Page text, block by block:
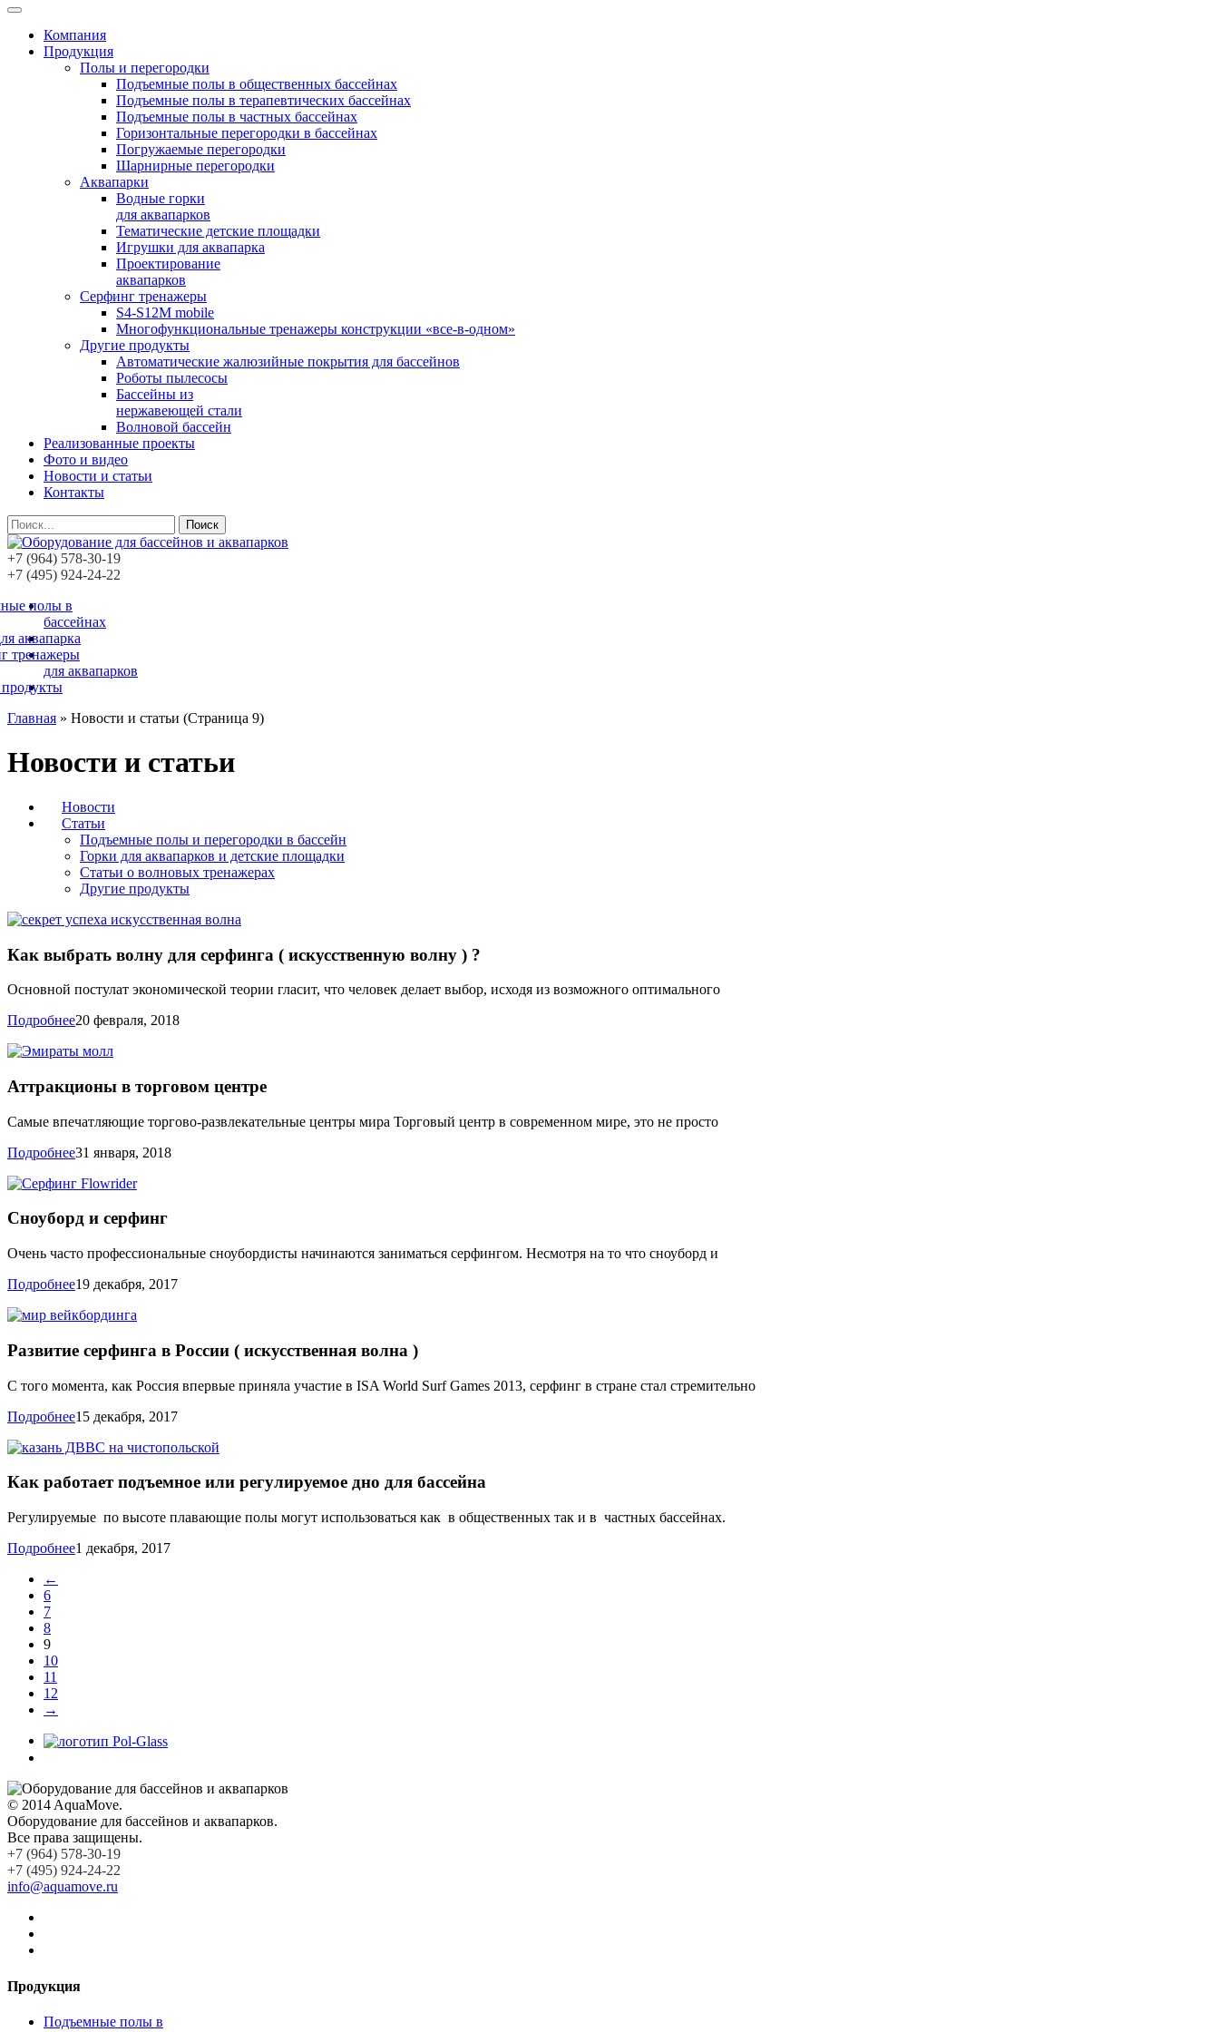
Компания
Продукция
Полы и перегородки
Подъемные полы в общественных бассейнах
Подъемные полы в терапевтических бассейнах
Подъемные полы в частных бассейнах
Горизонтальные перегородки в бассейнах
Погружаемые перегородки
Шарнирные перегородки
Аквапарки
Водные горки
для аквапарков
Тематические детские площадки
Игрушки для аквапарка
Проектирование
аквапарков
Серфинг тренажеры
S4-S12M mobile
Многофункциональные тренажеры конструкции «все-в-одном»
Другие продукты
Автоматические жалюзийные покрытия для бассейнов
Роботы пылесосы
Бассейны из
нержавеющей стали
Волновой бассейн
Реализованные проекты
Фото и видео
Новости и статьи
Контакты
Поиск
+7 (964) 578-30-19
+7 (495) 924-24-22
полы в
бассейнах
аквапарка
тренажеры
для аквапарков
Главная » Новости и статьи (Страница 9)
Новости и статьи
Новости
Статьи
Подъемные полы и перегородки в бассейн
Горки для аквапарков и детские площадки
Статьи о волновых тренажерах
Другие продукты
Как выбрать волну для серфинга ( искусственную волну ) ?
Основной постулат экономической теории гласит, что человек делает выбор, исходя из возможного оптимального
Подробнее20 февраля, 2018
Аттракционы в торговом центре
Самые впечатляющие торгово-развлекательные центры мира Торговый центр в современном мире, это не просто
Подробнее31 января, 2018
Сноуборд и серфинг
Очень часто профессиональные сноубордисты начинаются заниматься серфингом. Несмотря на то что сноуборд и
Подробнее19 декабря, 2017
Развитие серфинга в России ( искусственная волна )
С того момента, как Россия впервые приняла участие в ISA World Surf Games 2013, серфинг в стране стал стремительно
Подробнее15 декабря, 2017
Как работает подъемное или регулируемое дно для бассейна
Регулируемые по высоте плавающие полы могут использоваться как в общественных так и в частных бассейнах.
Подробнее1 декабря, 2017
←
6
7
8
9
10
11
12
→
© 2014 AquaMove.
Оборудование для бассейнов и аквапарков.
Все права защищены.
+7 (964) 578-30-19
+7 (495) 924-24-22
info@aquamove.ru
Продукция
Подъемные полы в